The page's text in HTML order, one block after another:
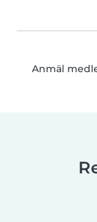
Anmäl